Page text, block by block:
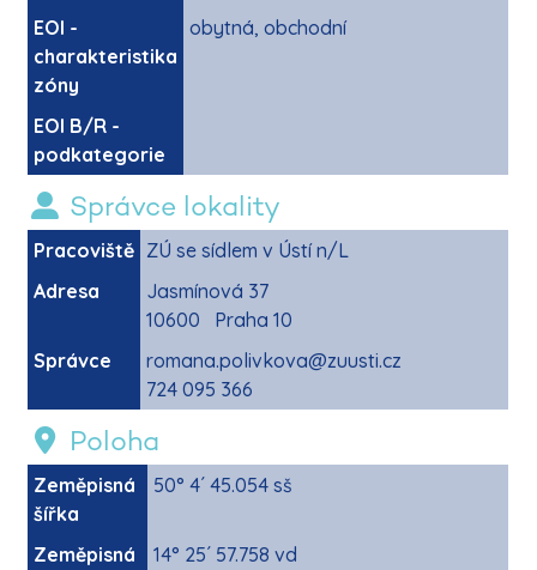
EOI -
charakteristika
zóny
obytná, obchodní
EOI B/R -
podkategorie
Správce lokality
Pracoviště ZÚ se sídlem v Ústí n/L
Adresa
Jasmínová 37
10600 Praha 10
Správce
romana.polivkova@zuusti.cz
724 095 366
Poloha
Zeměpisná
šířka
50° 4´ 45.054 sš
Zeměpisná
14° 25´ 57.758 vd